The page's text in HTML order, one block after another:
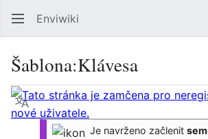
Enviwiki
Šablona:Klávesa
Jazyk
Je navrženo začlenitsem